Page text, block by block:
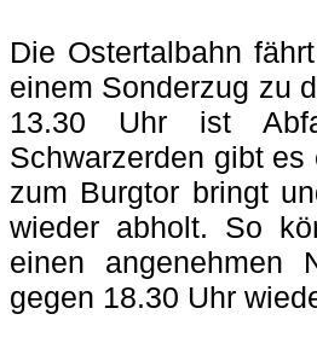
Die Ostertalbahn
einem Sonderzug zu
13.30 Uhr ist
Schwarzerden gibt
zum Burgtor bringt
wieder abholt. So
einen angenehmen
gegen 18.30 Uhr